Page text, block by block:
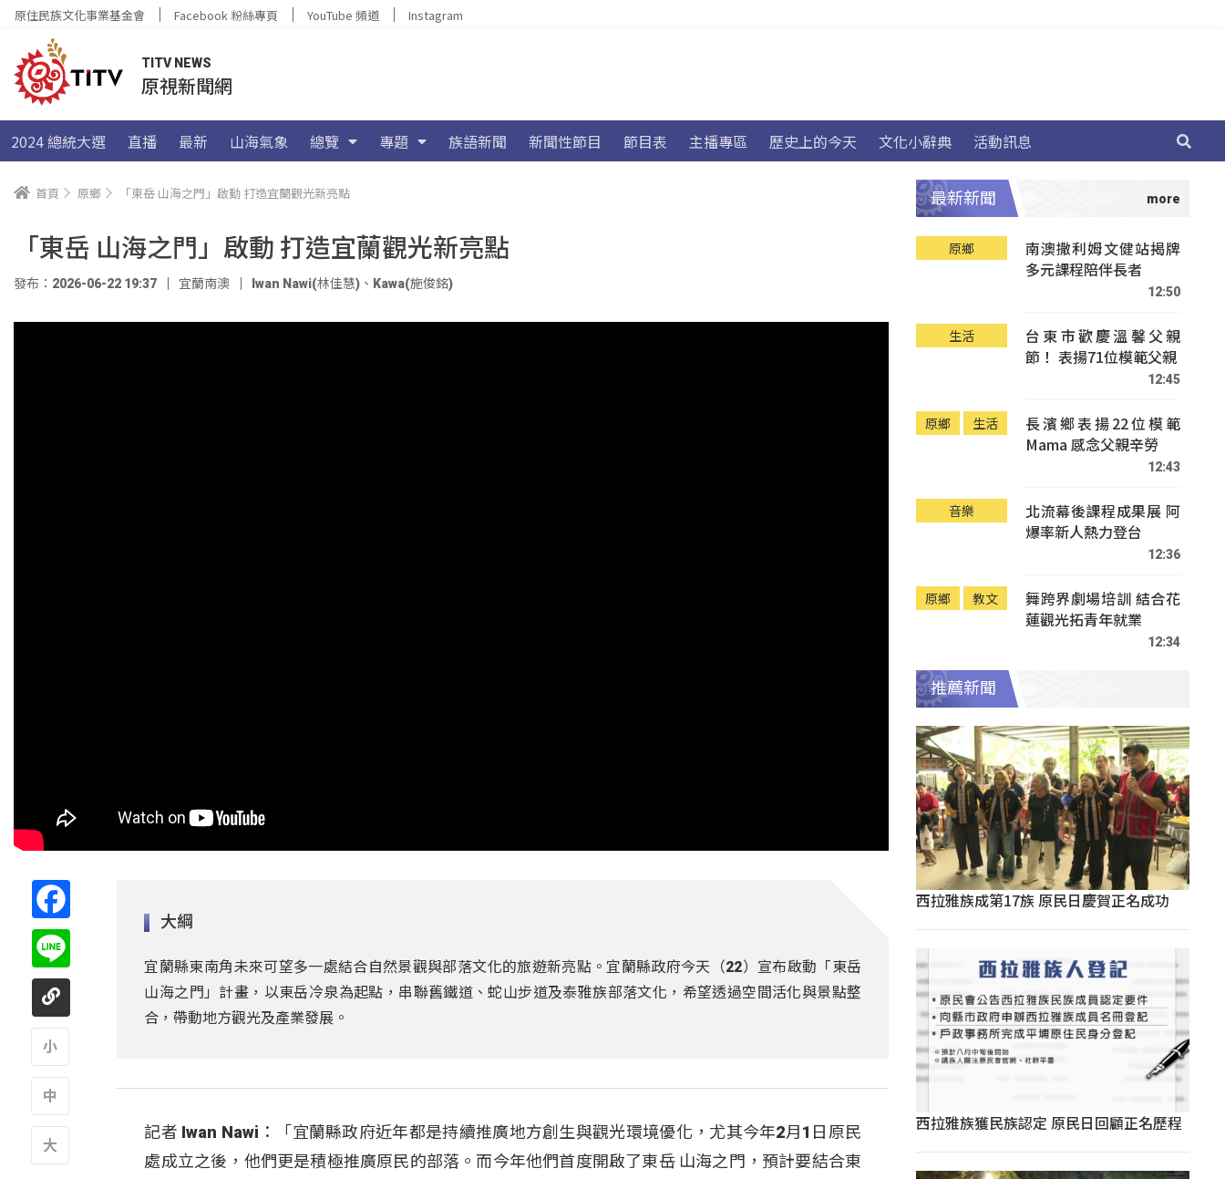
原住民族文化事業基金會 Facebook 粉絲專頁 YouTube 頻道 Instagram
TITV NEWS
原視新聞網
2024 總統大選 直播 最新 山海氣象 總覽 專題 族語新聞 新聞性節目 節目表 主播專區 歷史上的今天 文化小辭典 活動訊息
首頁 原鄉 「東岳 山海之門」啟動 打造宜蘭觀光新亮點
「東岳 山海之門」啟動 打造宜蘭觀光新亮點
發布：2026-06-22 19:37 宜蘭南澳 Iwan Nawi(林佳慧) 、 Kawa(施俊銘)
大綱
宜蘭縣東南角未來可望多一處結合自然景觀與部落文化的旅遊新亮點。宜蘭縣政府今天（22）宣布啟動「東岳
山海之門」計畫，以東岳冷泉為起點，串聯舊鐵道、蛇山步道及泰雅族部落文化，希望透過空間活化與景點整
合，帶動地方觀光及產業發展。
記者 Iwan Nawi：「宜蘭縣政府近年都是持續推廣地方創生與觀光環境優化，尤其今年2月1日原民
處成立之後，他們更是積極推廣原民的部落。而今年他們首度開啟了東岳 山海之門，預計要結合東
最新新聞
原鄉
南澳撒利姆文健站揭牌
多元課程陪伴長者
12:50
生活
台東市歡慶溫馨父親
節！ 表揚71位模範父親
12:45
原鄉 生活
長濱鄉表揚22位模範
Mama 感念父親辛勞
12:43
音樂
北流幕後課程成果展 阿
爆率新人熱力登台
12:36
原鄉 教文
舞跨界劇場培訓 結合花
蓮觀光拓青年就業
12:34
推薦新聞
西拉雅族成第17族 原民日慶賀正名成功
西拉雅族獲民族認定 原民日回顧正名歷程